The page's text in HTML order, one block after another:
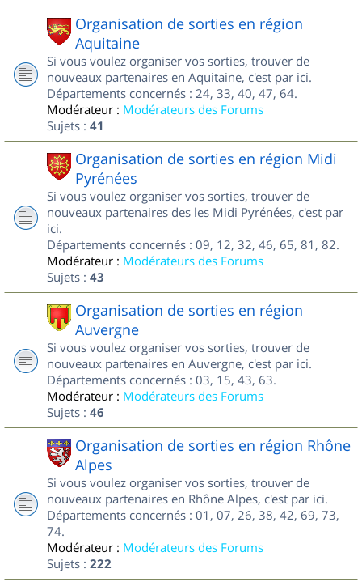
Organisation de sorties en région
Aquitaine
Si vous voulez organiser vos sorties, trouver de
nouveaux partenaires en Aquitaine, c'est par ici.
Départements concernés : 24, 33, 40, 47, 64.
Modérateur : Modérateurs des Forums
Sujets : 41
Organisation de sorties en région Midi
Pyrénées
Si vous voulez organiser vos sorties, trouver de
nouveaux partenaires des les Midi Pyrénées, c'est par
ici.
Départements concernés : 09, 12, 32, 46, 65, 81, 82.
Modérateur : Modérateurs des Forums
Sujets : 43
Organisation de sorties en région
Auvergne
Si vous voulez organiser vos sorties, trouver de
nouveaux partenaires en Auvergne, c'est par ici.
Départements concernés : 03, 15, 43, 63.
Modérateur : Modérateurs des Forums
Sujets : 46
Organisation de sorties en région Rhône
Alpes
Si vous voulez organiser vos sorties, trouver de
nouveaux partenaires en Rhône Alpes, c'est par ici.
Départements concernés : 01, 07, 26, 38, 42, 69, 73,
74.
Modérateur : Modérateurs des Forums
Sujets : 222